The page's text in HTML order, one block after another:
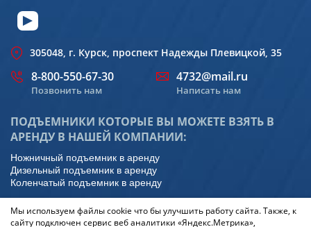
305048, г. Курск, проспект Надежды Плевицкой, 35
8-800-550-67-30
Позвонить нам
4732@mail.ru
Написать нам
ПОДЪЕМНИКИ КОТОРЫЕ ВЫ МОЖЕТЕ ВЗЯТЬ В
АРЕНДУ В НАШЕЙ КОМПАНИИ:
Ножничный подъемник в аренду
Дизельный подъемник в аренду
Коленчатый подъемник в аренду
Политика конфиденциальности
Мы используем файлы cookie что бы улучшить работу сайта. Также, к
сайту подключен сервис веб аналитики «Яндекс.Метрика»,